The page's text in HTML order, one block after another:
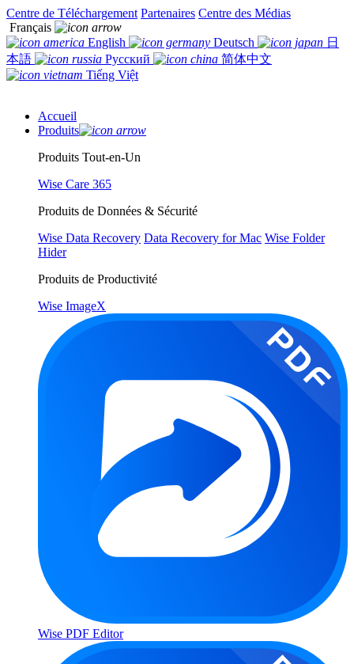
Centre de Téléchargement Partenaires Centre des Médias
Français
English
Deutsch
日
本語
Русский
简体中文
Tiếng Việt
Accueil
Produits
Produits Tout-en-Un
Wise Care 365
Produits de Données & Sécurité
Wise Data Recovery Data Recovery for Mac Wise Folder
Hider
Produits de Productivité
Wise ImageX
Wise PDF Editor